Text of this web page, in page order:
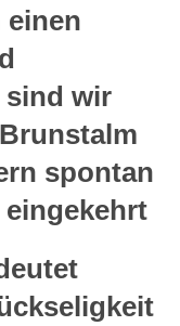
sind wir
spontan